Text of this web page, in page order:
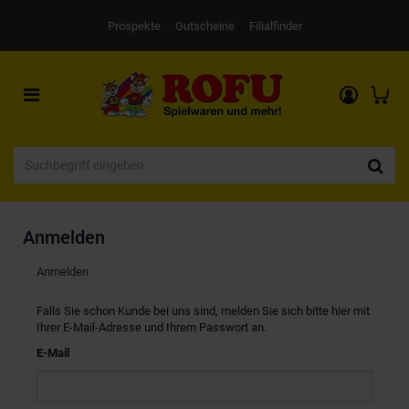
Prospekte Gutscheine Filialfinder
Toggle
navigation
Anmelden
Anmelden
Falls Sie schon Kunde bei uns sind, melden Sie sich bitte hier mit
Ihrer E-Mail-Adresse und Ihrem Passwort an.
E-Mail